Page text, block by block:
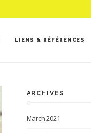
LIENS & RÉFÉRENCES
ARCHIVES
March 2021